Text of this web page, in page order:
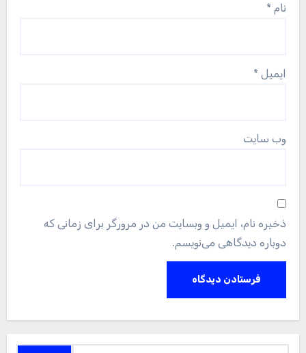
نام *
ایمیل *
وب‌ سایت
ذخیره نام، ایمیل و وبسایت من در مرورگر برای زمانی که
دوباره دیدگاهی می‌نویسم.